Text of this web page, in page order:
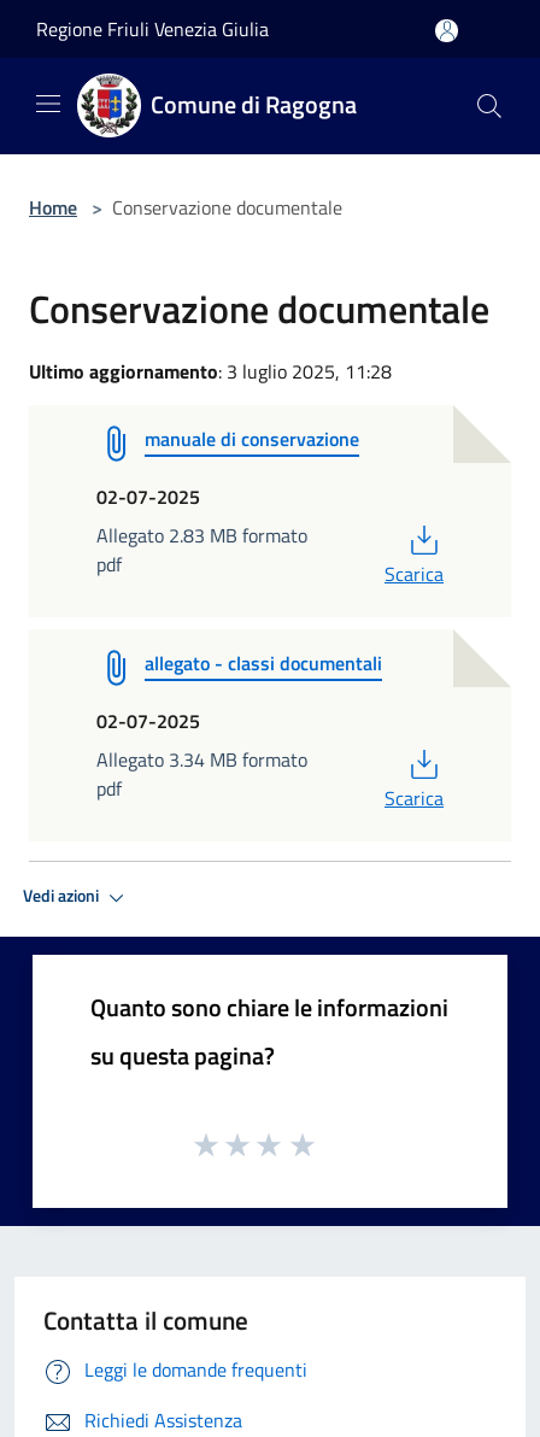
Regione Friuli Venezia Giulia
Comune di Ragogna
Home > Conservazione documentale
Conservazione documentale
Ultimo aggiornamento: 3 luglio 2025, 11:28
manuale di conservazione
02-07-2025
Allegato 2.83 MB formato
pdf
Scarica
allegato - classi documentali
02-07-2025
Allegato 3.34 MB formato
pdf
Scarica
Vedi azioni
Quanto sono chiare le informazioni
su questa pagina?
Contatta il comune
Leggi le domande frequenti
Richiedi Assistenza